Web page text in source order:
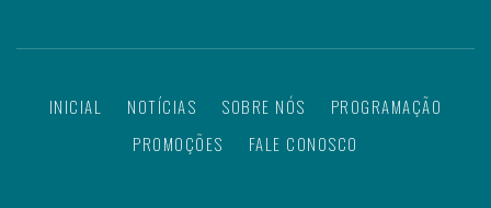
INICIAL NOTÍCIAS SOBRE NÓS
PROGRAMAÇÃO
PROMOÇÕES
FALE CONOSCO